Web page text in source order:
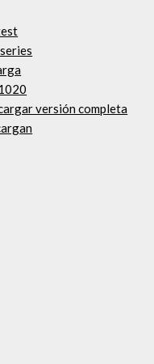
versión completa